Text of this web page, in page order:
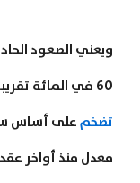
ويعني الصعود
60 في المائة تقريبا من الاقتصادات المتقدمة لديها الآن
تضخم
معدل منذ أواخر